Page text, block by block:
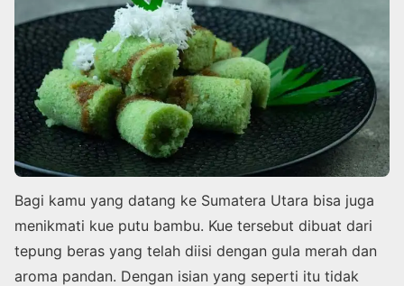
Bagi kamu yang datang ke Sumatera Utara bisa juga
menikmati kue putu bambu. Kue tersebut dibuat dari
tepung beras yang telah diisi dengan gula merah dan
aroma pandan. Dengan isian yang seperti itu tidak